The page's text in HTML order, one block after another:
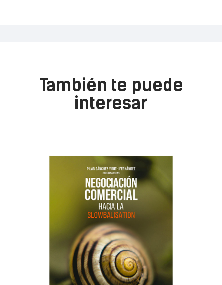
También te puede
interesar